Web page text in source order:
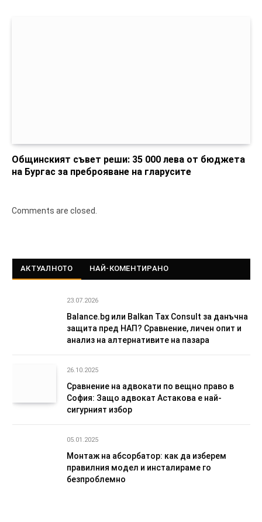
Общинският съвет реши: 35 000 лева от бюджета
на Бургас за преброяване на гларусите
Comments are closed.
АКТУАЛНОТО НАЙ-КОМЕНТИРАНО
23.07.2026
Balance.bg или Balkan Tax Consult за данъчна
защита пред НАП? Сравнение, личен опит и
анализ на алтернативите на пазара
26.10.2025
Сравнение на адвокати по вещно право в
София: Защо адвокат Астакова е най-
сигурният избор
05.01.2025
Монтаж на абсорбатор: как да изберем
правилния модел и инсталираме го
безпроблемно